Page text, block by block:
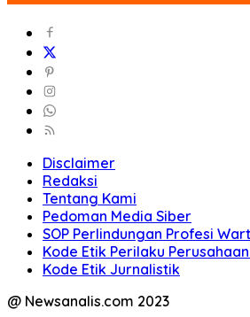
Disclaimer
Redaksi
Tentang Kami
Pedoman Media Siber
SOP Perlindungan Profesi
Kode Etik Perilaku
Kode Etik Jurnalistik
@ Newsanalis.com 2023